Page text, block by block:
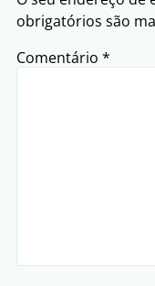
obrigatórios são
Comentário *